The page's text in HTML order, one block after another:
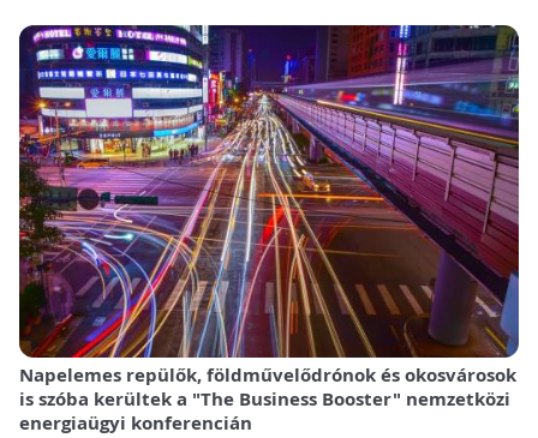
Napelemes repülők, földművelődrónok és okosvárosok
is szóba kerültek a "The Business Booster" nemzetközi
energiaügyi konferencián